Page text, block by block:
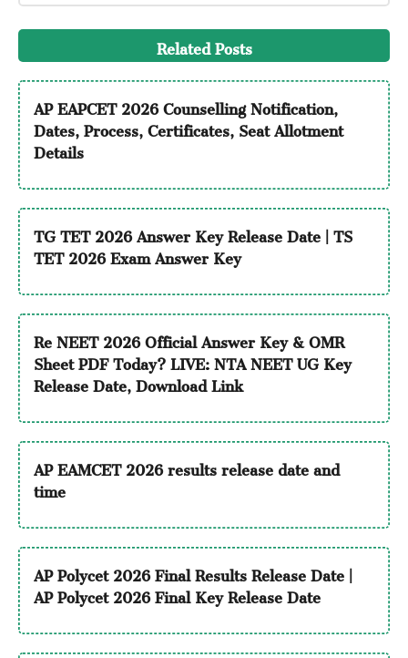
Related Posts
AP EAPCET 2026 Counselling Notification,
Dates, Process, Certificates, Seat Allotment
Details
TG TET 2026 Answer Key Release Date | TS
TET 2026 Exam Answer Key
Re NEET 2026 Official Answer Key & OMR
Sheet PDF Today? LIVE: NTA NEET UG Key
Release Date, Download Link
AP EAMCET 2026 results release date and
time
AP Polycet 2026 Final Results Release Date |
AP Polycet 2026 Final Key Release Date